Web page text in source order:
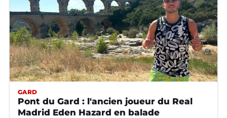
GARD
Pont du Gard : l'ancien joueur du Real
Madrid Eden Hazard en balade